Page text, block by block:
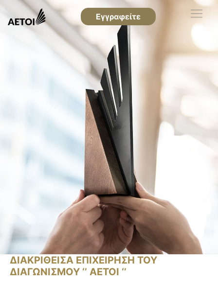
Εγγραφείτε
ΔΙΑΚΡΙΘΕΙΣΑ ΕΠΙΧΕΙΡΗΣΗ ΤΟΥ
ΔΙΑΓΩΝΙΣΜΟΥ ‘’ ΑΕΤΟΙ ‘’